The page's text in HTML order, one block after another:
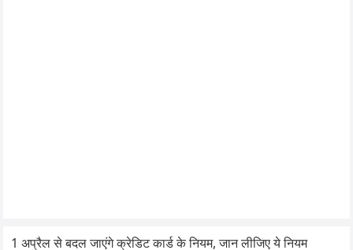
1 अप्रैल से बदल जाएंगे क्रेडिट कार्ड के नियम, जान लीजिए ये नियम